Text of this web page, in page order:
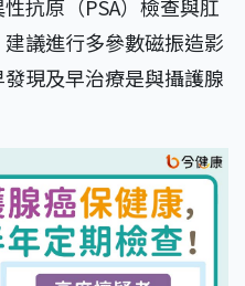
抗原（PSA）檢查與肛
議進行多參數磁振造影
現及早治療是與攝護腺